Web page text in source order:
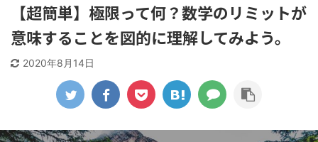
【超簡単】極限って何？数学のリミットが
意味することを図的に理解してみよう。
2020年8月14日